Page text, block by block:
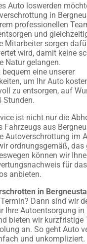
Auto loswerden
in
professionellen
und
Mitarbeiter sorgen
wird, damit keine
Natur gelangen.
eine unserer
um Ihr Auto
zu entsorgen, auf
Stunden.
ist nicht nur die
Fahrzeugs aus
Autoverschrottung im
ordnungsgemäß, das
können wir
für
anbieten.
in
Dann sind wir
Ihre Autoentsorgung in
bieten wir kurzfristige
an. So geht Auto
und unkompliziert.